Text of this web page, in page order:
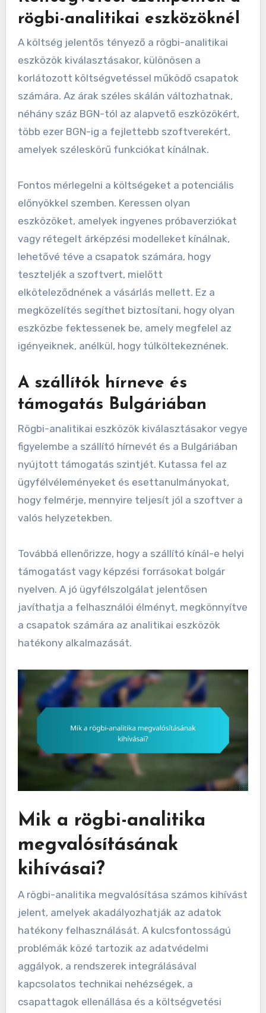
rögbi-analitikai eszközöknél
A költség jelentős tényező a rögbi-analitikai
eszközök kiválasztásakor, különösen a
korlátozott költségvetéssel működő csapatok
számára. Az árak széles skálán változhatnak,
néhány száz BGN-tól az alapvető eszközökért,
több ezer BGN-ig a fejlettebb szoftverekért,
amelyek széleskörű funkciókat kínálnak.
Fontos mérlegelni a költségeket a potenciális
előnyökkel szemben. Keressen olyan
eszközöket, amelyek ingyenes próbaverziókat
vagy rétegelt árképzési modelleket kínálnak,
lehetővé téve a csapatok számára, hogy
teszteljék a szoftvert, mielőtt
elköteleződnének a vásárlás mellett. Ez a
megközelítés segíthet biztosítani, hogy olyan
eszközbe fektessenek be, amely megfelel az
igényeiknek, anélkül, hogy túlköltekeznének.
A szállítók hírneve és
támogatás Bulgáriában
Rögbi-analitikai eszközök kiválasztásakor vegye
figyelembe a szállító hírnevét és a Bulgáriában
nyújtott támogatás szintjét. Kutassa fel az
ügyfélvéleményeket és esettanulmányokat,
hogy felmérje, mennyire teljesít jól a szoftver a
valós helyzetekben.
Továbbá ellenőrizze, hogy a szállító kínál-e helyi
támogatást vagy képzési forrásokat bolgár
nyelven. A jó ügyfélszolgálat jelentősen
javíthatja a felhasználói élményt, megkönnyítve
a csapatok számára az analitikai eszközök
hatékony alkalmazását.
Mik a rögbi-analitika
megvalósításának
kihívásai?
A rögbi-analitika megvalósítása számos kihívást
jelent, amelyek akadályozhatják az adatok
hatékony felhasználását. A kulcsfontosságú
problémák közé tartozik az adatvédelmi
aggályok, a rendszerek integrálásával
kapcsolatos technikai nehézségek, a
csapattagok ellenállása és a költségvetési